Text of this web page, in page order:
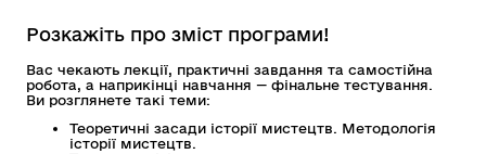
Розкажіть про зміст програми!
Вас чекають лекції, практичні завдання та самостійна
робота, а наприкінці навчання — фінальне тестування.
Ви розглянете такі теми:
Теоретичні засади історії мистецтв. Методологія
історії мистецтв.